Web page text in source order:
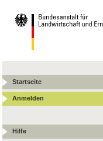
Startseite
Anmelden
Hilfe